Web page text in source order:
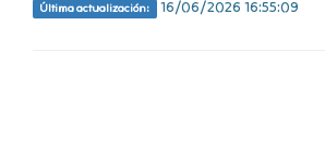
Última actualización: 16/06/2026 16:55:09